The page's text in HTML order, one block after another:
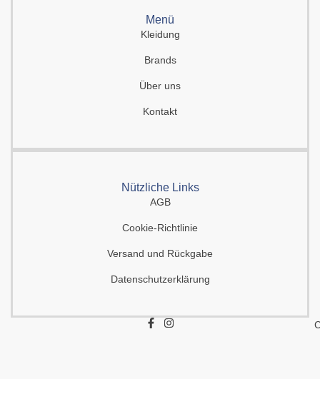
Menü
Kleidung
Brands
Über uns
Kontakt
Nützliche Links
AGB
Cookie-Richtlinie
Versand und Rückgabe
Datenschutzerklärung
F
I